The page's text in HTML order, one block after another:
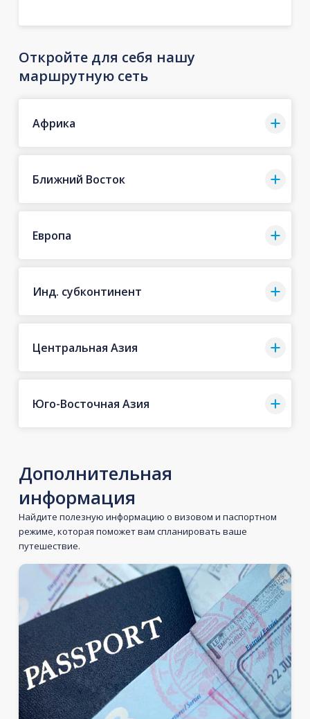
Откройте для себя нашу
маршрутную сеть
Африка
Ближний Восток
Европа
Инд. субконтинент
Центральная Азия
Юго-Восточная Азия
Дополнительная
информация
Найдите полезную информацию о визовом и паспортном
режиме, которая поможет вам спланировать ваше
путешествие.